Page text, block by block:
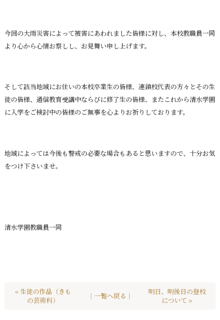
今回の大雨災害によって被害にあわれました皆様に対し、本校教職員一同
より心から心情お察しし、お見舞い申し上げます。
そして該当地域にお住いの本校卒業生の皆様、連鎖校代表の方々とその生
徒の皆様、通信教育受講中ならびに修了生の皆様、またこれから清水学園
に入学をご検討中の皆様のご無事を心よりお祈りしております。
地域によっては今後も警戒の必要な場合もあると思いますので、十分お気
をつけ下さいませ。
清水学園教職員一同
« 生徒の作品（きも
の芸術科）
｜一覧へ戻る｜
明日、明後日の登校
について »